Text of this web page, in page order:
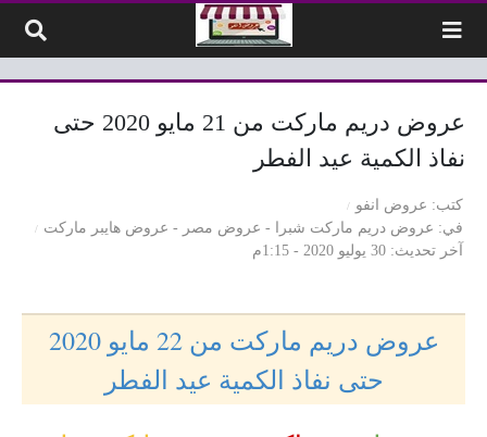
عروض دريم ماركت من 21 مايو 2020 حتى
نفاذ الكمية عيد الفطر
كتب
عروض انفو
في
عروض دريم ماركت شبرا - عروض مصر - عروض هايبر ماركت
آخر تحديث 30 يوليو 2020 - 1:15م
عروض دريم ماركت من 22 مايو 2020
حتى نفاذ الكمية عيد الفطر